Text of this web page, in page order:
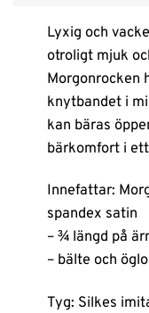
Lyxig och
otroligt mjuk
Morgonrocken
knytbandet i
kan bäras
bärkomfort i
Innefattar:
spandex satin
– ¾ längd på
– bälte och
Tyg: Silkes